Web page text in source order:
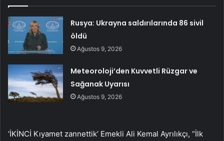
Rusya: Ukrayna saldırılarında 86 sivil
öldü
Ağustos 9, 2026
Meteoroloji’den Kuvvetli Rüzgar ve
Sağanak Uyarısı
Ağustos 9, 2026
‘İKİNCİ Kıyamet zannettik’ Emekli Ali Kemal Ayrılıkçı, “İlk